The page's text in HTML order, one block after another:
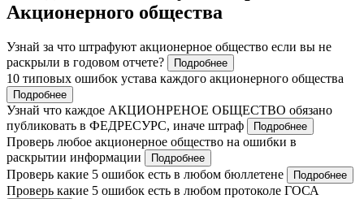
Акционерного общества
Узнай за что штрафуют акционерное общество если вы не
раскрыли в годовом отчете?
Подробнее
10 типовых ошибок устава каждого акционерного общества
Подробнее
Узнай что каждое АКЦИОНРЕНОЕ ОБЩЕСТВО обязано
публиковать в ФЕДРЕСУРС, иначе штраф
Подробнее
Проверь любое акционерное общество на ошибки в
раскрытии информации
Подробнее
Проверь какие 5 ошибок есть в любом бюллетене Подробнее
Проверь какие 5 ошибок есть в любом протоколе ГОСА